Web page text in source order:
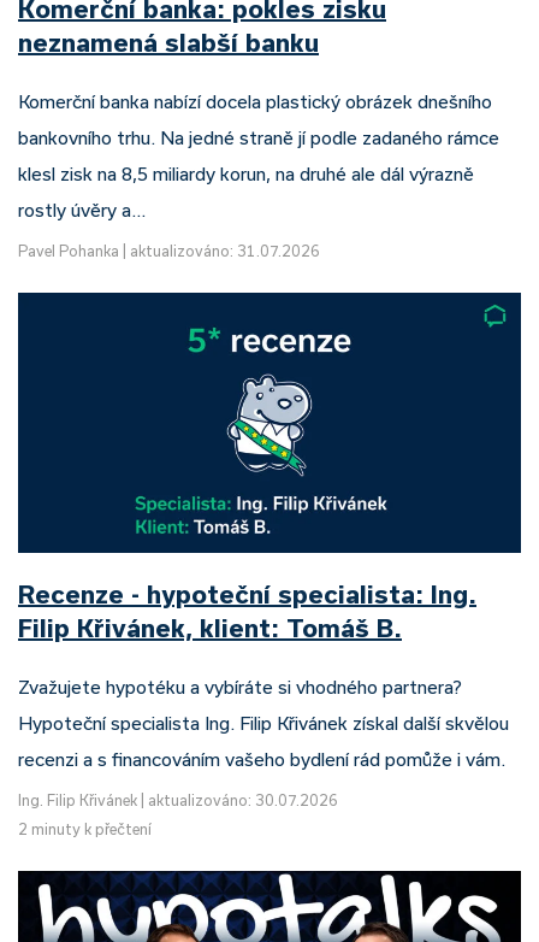
Komerční banka: pokles zisku
neznamená slabší banku
Komerční banka nabízí docela plastický obrázek dnešního
bankovního trhu. Na jedné straně jí podle zadaného rámce
klesl zisk na 8,5 miliardy korun, na druhé ale dál výrazně
rostly úvěry a…
Pavel Pohanka aktualizováno: 31.07.2026
Recenze - hypoteční specialista: Ing.
Filip Křivánek, klient: Tomáš B.
Zvažujete hypotéku a vybíráte si vhodného partnera?
Hypoteční specialista Ing. Filip Křivánek získal další skvělou
recenzi a s financováním vašeho bydlení rád pomůže i vám.
Ing. Filip Křivánek
aktualizováno: 30.07.2026
2 minuty k přečtení